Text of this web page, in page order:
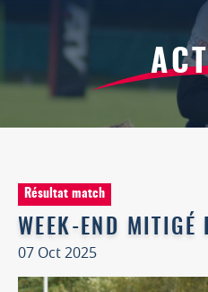
Résultat match
WEEK-END MITIGÉ
07 Oct 2025